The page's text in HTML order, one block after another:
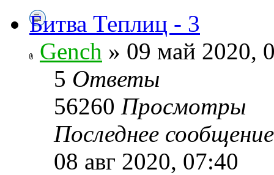
Битва Теплиц - 3
Gench » 09 май 2020,
5 Ответы
56260 Просмотры
Последнее
08 авг 2020, 07:40